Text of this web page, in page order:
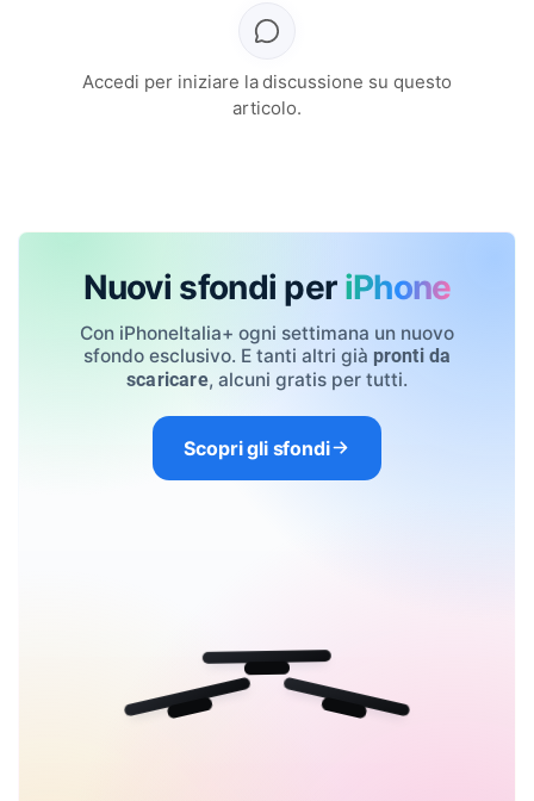
Accedi per iniziare la discussione su questo
articolo.
Nuovi sfondi per iPhone
Con iPhoneItalia+ ogni settimana un nuovo
sfondo esclusivo. E tanti altri già pronti da
scaricare, alcuni gratis per tutti.
Scopri gli sfondi